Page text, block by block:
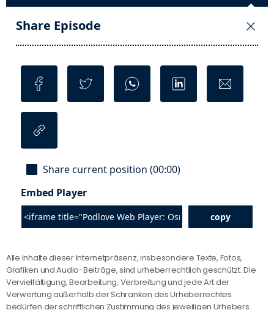
Alle Inhalte dieser Internetpräsenz, insbesondere Texte, Fotos,
Grafiken und Audio-Beiträge, sind urheberrechtlich geschützt. Die
Vervielfältigung, Bearbeitung, Verbreitung und jede Art der
Verwertung außerhalb der Schranken des Urheberrechtes
bedürfen der schriftlichen Zustimmung des jeweiligen Urhebers.